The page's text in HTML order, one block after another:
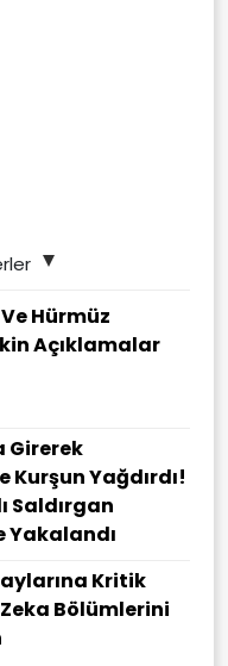
Hürmüz
Açıklamalar
Girerek
Kurşun Yağdırdı!
Saldırgan
Yakalandı
Kritik
Bölümlerini